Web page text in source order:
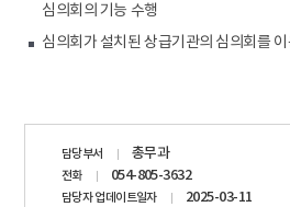
심의회의 기능 수행
심의회가 설치된 상급기관의 심의회를
담당부서 총무과
전화 054-805-3632
담당자 업데이트일자 2025-03-11